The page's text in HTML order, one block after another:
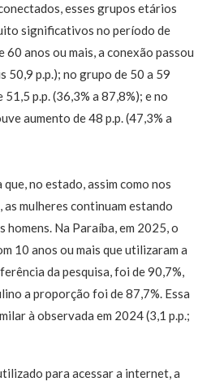
esses grupos etários
significativos no período de
anos ou mais, a conexão passou
50,9 p.p.); no grupo de 50 a 59
p.p. (36,3% a 87,8%); e no
aumento de 48 p.p. (47,3% a
no estado, assim como nos
mulheres continuam estando
homens. Na Paraíba, em 2025, o
10 anos ou mais que utilizaram a
da pesquisa, foi de 90,7%,
a proporção foi de 87,7%. Essa
à observada em 2024 (3,1 p.p.;
para acessar a internet, a